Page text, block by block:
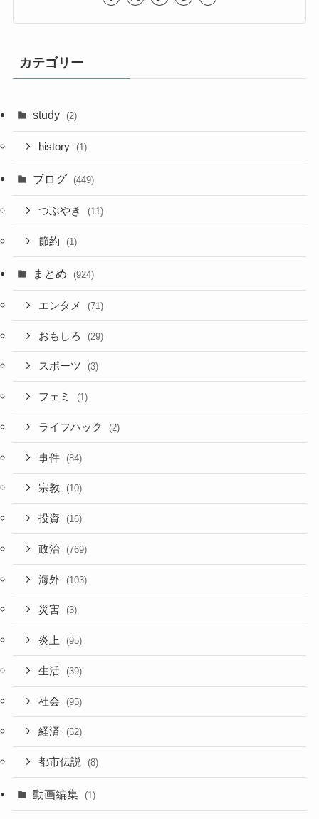
カテゴリー
study (2)
history (1)
ブログ (449)
つぶやき (11)
節約 (1)
まとめ (924)
エンタメ (71)
おもしろ (29)
スポーツ (3)
フェミ (1)
ライフハック (2)
事件 (84)
宗教 (10)
投資 (16)
政治 (769)
海外 (103)
災害 (3)
炎上 (95)
生活 (39)
社会 (95)
経済 (52)
都市伝説 (8)
動画編集 (1)